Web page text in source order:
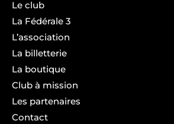
Le club
La Fédérale 3
L’association
La billetterie
La boutique
Club à mission
Les partenaires
Contact